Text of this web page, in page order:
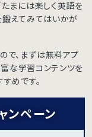
まには楽しく英語を
鍛えてみてはいかが
で、まずは無料アプ
な学習コンテンツを
めです。
ンペーン